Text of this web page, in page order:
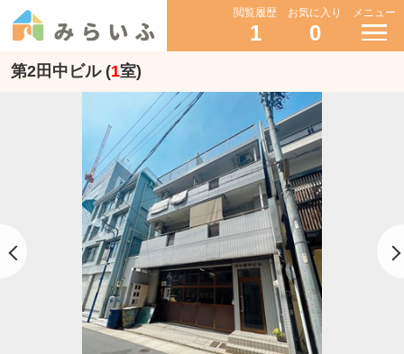
閲覧履歴
1
お気に入り
0
メニュー
第2田中ビル (1室)